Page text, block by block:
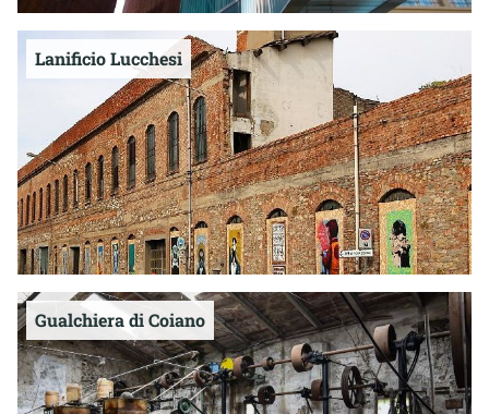
Lanificio Lucchesi
Gualchiera di Coiano